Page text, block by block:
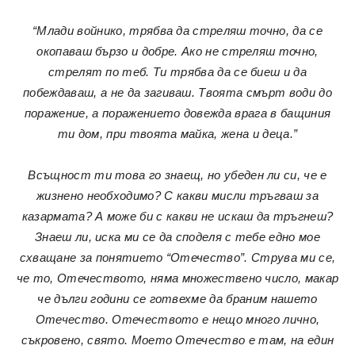
“Млади войнико, трябва да стреляш точно, да се
окопаваш бързо и добре. Ако не стреляш точно,
стрелят по теб. Ти трябва да се биеш и да
побеждаваш, а не да загиваш. Твоята смърт води до
поражение, а поражението довежда врага в бащиния
ти дом, при твоята майка, жена и деца.”
Всъщност ти това го знаещ, но убеден ли си, че е
жизнено необходимо? С какви мисли тръгваш за
казармата? А може би с какви не искаш да тръгнеш?
Знаеш ли, иска ми се да споделя с тебе едно мое
схващане за понятието “Отечество”. Струва ми се,
че то, Отечеството, няма множествено число, макар
че дълги години се готвехме да браним нашето
Отечество. Отечеството е нещо много лично,
съкровено, свято. Моето Отечество е там, на един